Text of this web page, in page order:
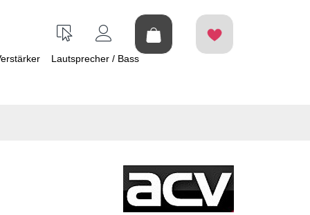
Lautsprecher / Bass